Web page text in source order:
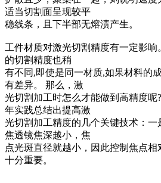
适当切割面呈现较平
稳线条，且下半部无熔渍产生。
工件材质对激光切割精度有一定影
的切割精度也稍
有不同,即使是同一材质,如果材料的
有差异。 那么，激
光切割加工时怎么才能做到高精度呢
年实践总结出提高激
光切割加工精度的几个关键技术：
焦透镜焦深越小，焦
点光斑直径就越小，因此控制焦点
十分重要。